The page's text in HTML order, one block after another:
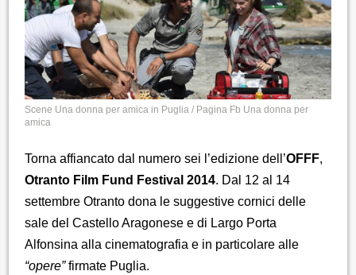
Scene Una donna per amica in Puglia / Pagina Fb Una donna per
amica
Torna affiancato dal numero sei l’edizione dell’OFFF,
Otranto Film Fund Festival 2014. Dal 12 al 14
settembre Otranto dona le suggestive cornici delle
sale del Castello Aragonese e di Largo Porta
Alfonsina alla cinematografia e in particolare alle
“opere”firmate Puglia.